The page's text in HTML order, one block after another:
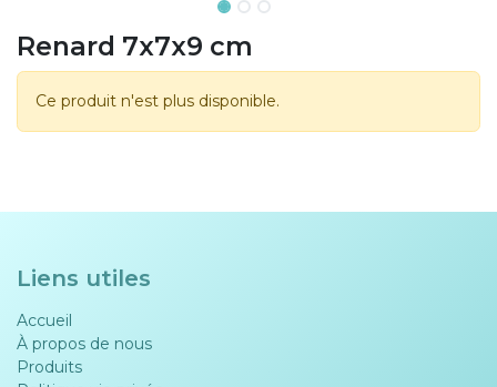
Renard 7x7x9 cm
Ce produit n'est plus disponible.
Liens utiles
Accueil
À propos de nous
Produits